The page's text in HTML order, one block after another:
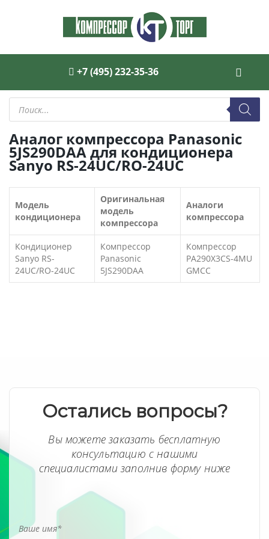
+7 (495) 232-35-36
Поиск
товаров
Аналог компрессора Panasonic
5JS290DAA для кондиционера
Sanyo RS-24UC/RO-24UC
Модель
кондиционера
Оригинальная
модель
компрессора
Аналоги
компрессора
Кондиционер
Sanyo RS-
24UC/RO-24UC
Компрессор
Panasonic
5JS290DAA
Компрессор
PA290X3CS-4MU
GMCC
Остались вопросы?
Вы можете заказать бесплатную
консультацию с нашими
специалистами заполнив форму ниже